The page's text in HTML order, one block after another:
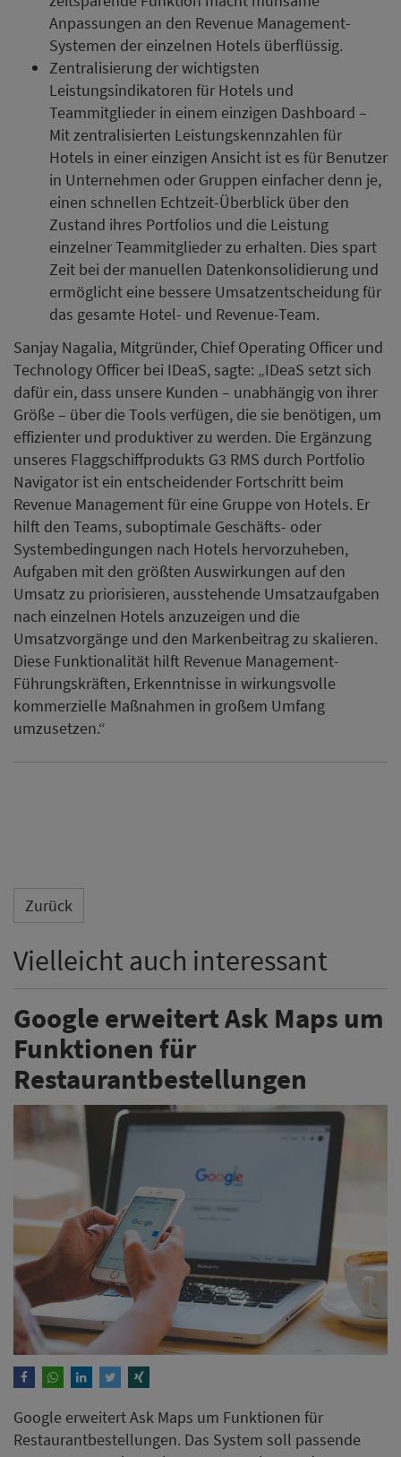
Anpassungen an den Revenue Management-
Systemen der einzelnen Hotels überflüssig.
Zentralisierung der wichtigsten
Leistungsindikatoren für Hotels und
Teammitglieder in einem einzigen Dashboard –
Mit zentralisierten Leistungskennzahlen für
Hotels in einer einzigen Ansicht ist es für Benutzer
in Unternehmen oder Gruppen einfacher denn je,
einen schnellen Echtzeit-Überblick über den
Zustand ihres Portfolios und die Leistung
einzelner Teammitglieder zu erhalten. Dies spart
Zeit bei der manuellen Datenkonsolidierung und
ermöglicht eine bessere Umsatzentscheidung für
das gesamte Hotel- und Revenue-Team.
Sanjay Nagalia, Mitgründer, Chief Operating Officer und
Technology Officer bei IDeaS, sagte: „IDeaS setzt sich
dafür ein, dass unsere Kunden – unabhängig von ihrer
Größe – über die Tools verfügen, die sie benötigen, um
effizienter und produktiver zu werden. Die Ergänzung
unseres Flaggschiffprodukts G3 RMS durch Portfolio
Navigator ist ein entscheidender Fortschritt beim
Revenue Management für eine Gruppe von Hotels. Er
hilft den Teams, suboptimale Geschäfts- oder
Systembedingungen nach Hotels hervorzuheben,
Aufgaben mit den größten Auswirkungen auf den
Umsatz zu priorisieren, ausstehende Umsatzaufgaben
nach einzelnen Hotels anzuzeigen und die
Umsatzvorgänge und den Markenbeitrag zu skalieren.
Diese Funktionalität hilft Revenue Management-
Führungskräften, Erkenntnisse in wirkungsvolle
kommerzielle Maßnahmen in großem Umfang
umzusetzen.“
Zurück
Vielleicht auch interessant
Google erweitert Ask Maps um
Funktionen für
Restaurantbestellungen
Google erweitert Ask Maps um Funktionen für
Restaurantbestellungen. Das System soll passende